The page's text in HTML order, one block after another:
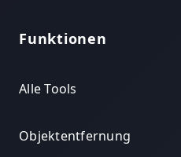
Funktionen
Alle Tools
Objektentfernung